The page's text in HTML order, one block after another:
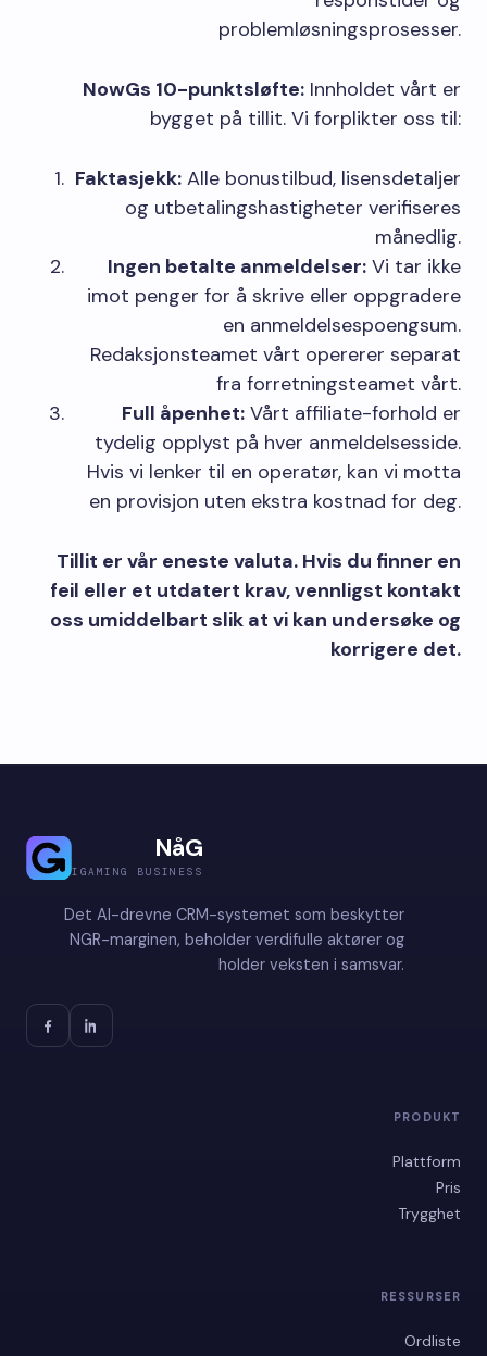
problemløsningsprosesser.
NowGs 10-punktsløfte: Innholdet vårt er
bygget på tillit. Vi forplikter oss til:
Faktasjekk: Alle bonustilbud, lisensdetaljer
og utbetalingshastigheter verifiseres
månedlig.
Ingen betalte anmeldelser: Vi tar ikke
imot penger for å skrive eller oppgradere
en anmeldelsespoengsum.
Redaksjonsteamet vårt opererer separat
fra forretningsteamet vårt.
Full åpenhet: Vårt affiliate-forhold er
tydelig opplyst på hver anmeldelsesside.
Hvis vi lenker til en operatør, kan vi motta
en provisjon uten ekstra kostnad for deg.
Tillit er vår eneste valuta. Hvis du finner en
feil eller et utdatert krav, vennligst kontakt
oss umiddelbart slik at vi kan undersøke og
korrigere det.
NåG
IGAMING BUSINESS
Det AI-drevne CRM-systemet som beskytter
NGR-marginen, beholder verdifulle aktører og
holder veksten i samsvar.
PRODUKT
Plattform
Pris
Trygghet
RESSURSER
Ordliste